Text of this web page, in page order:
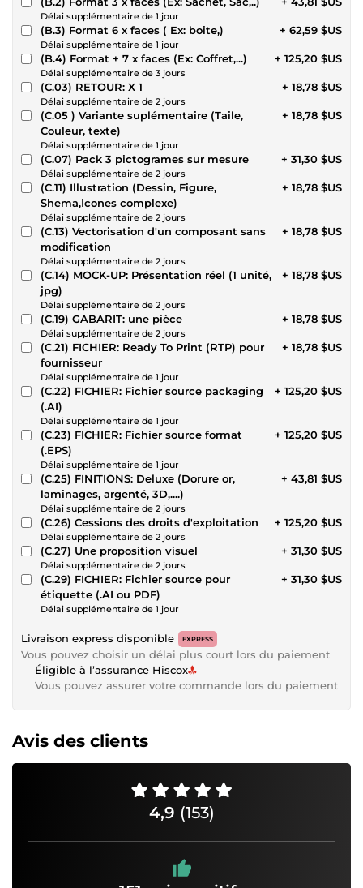
Délai supplémentaire de 1 jour
(B.3) Format 6 x faces ( Ex: boite,)
Délai supplémentaire de 1 jour
+ 62,59 $US
(B.4) Format + 7 x faces (Ex: Coffret,...)
Délai supplémentaire de 3 jours
+ 125,20 $US
(C.03) RETOUR: X 1
Délai supplémentaire de 2 jours
+ 18,78 $US
(C.05 ) Variante suplémentaire (Taile,
Couleur, texte)
Délai supplémentaire de 1 jour
+ 18,78 $US
(C.07) Pack 3 pictogrames sur mesure
Délai supplémentaire de 2 jours
+ 31,30 $US
(C.11) Illustration (Dessin, Figure,
Shema,Icones complexe)
Délai supplémentaire de 2 jours
+ 18,78 $US
(C.13) Vectorisation d'un composant sans
modification
Délai supplémentaire de 2 jours
+ 18,78 $US
(C.14) MOCK-UP: Présentation réel (1 unité,
jpg)
Délai supplémentaire de 2 jours
+ 18,78 $US
(C.19) GABARIT: une pièce
Délai supplémentaire de 2 jours
+ 18,78 $US
(C.21) FICHIER: Ready To Print (RTP) pour
fournisseur
Délai supplémentaire de 1 jour
+ 18,78 $US
(C.22) FICHIER: Fichier source packaging
(.AI)
Délai supplémentaire de 1 jour
+ 125,20 $US
(C.23) FICHIER: Fichier source format
(.EPS)
Délai supplémentaire de 1 jour
+ 125,20 $US
(C.25) FINITIONS: Deluxe (Dorure or,
laminages, argenté, 3D,....)
Délai supplémentaire de 2 jours
+ 43,81 $US
(C.26) Cessions des droits d'exploitation
Délai supplémentaire de 2 jours
+ 125,20 $US
(C.27) Une proposition visuel
Délai supplémentaire de 2 jours
+ 31,30 $US
(C.29) FICHIER: Fichier source pour
étiquette (.AI ou PDF)
Délai supplémentaire de 1 jour
+ 31,30 $US
Livraison express disponible EXPRESS
Vous pouvez choisir un délai plus court lors du paiement
Éligible à l’assurance Hiscox
Vous pouvez assurer votre commande lors du paiement
Avis des clients
4,9 (153)